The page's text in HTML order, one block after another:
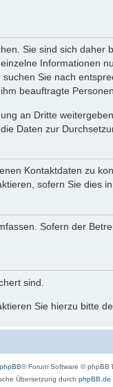
Sie sind sich
Informationen
Sie nach
beauftragte
an Dritte
Daten zur
Kontaktdaten zu
sofern Sie dies
Sofern der
sind.
Sie hierzu bitte
phpBB® Forum Software © phpBB
Übersetzung durch phpBB.de